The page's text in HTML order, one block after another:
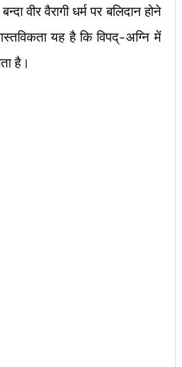
वीर वैरागी धर्म पर बलिदान होने
यह है कि विपद्-अग्नि में
है।